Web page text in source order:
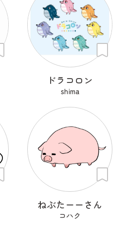
ドラコロン
shima
ねぶたーーさん
コハク